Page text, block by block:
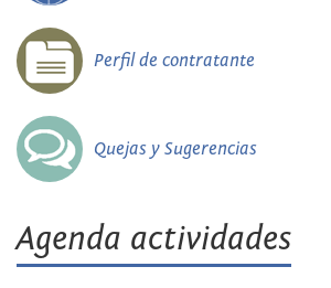
Perfil de contratante
Quejas y Sugerencias
Agenda actividades